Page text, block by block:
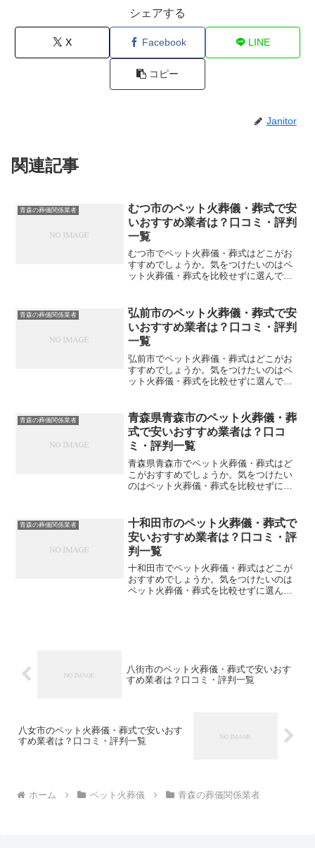
シェアする
X Facebook LINE
コピー
Janitor
関連記事
青森の葬儀関係業者
むつ市のペット火葬儀・葬式で安
いおすすめ業者は？口コミ・評判
一覧
むつ市でペット火葬儀・葬式はどこがお
すすめでしょうか。気をつけたいのはペ
ット火葬儀・葬式を比較せずに選んでし
や評判を一覧表にしていますので参考に
してください。※直接関係...
青森の葬儀関係業者
弘前市のペット火葬儀・葬式で安
いおすすめ業者は？口コミ・評判
一覧
弘前市でペット火葬儀・葬式はどこがお
すすめでしょうか。気をつけたいのはペ
ット火葬儀・葬式を比較せずに選んでし
や評判を一覧表にしていますので参考に
してください。※直接関係...
青森の葬儀関係業者
青森県青森市のペット火葬儀・葬
式で安いおすすめ業者は？口コ
ミ・評判一覧
青森県青森市でペット火葬儀・葬式はど
こがおすすめでしょうか。気をつけたい
のはペット火葬儀・葬式を比較せずに選
ついて口コミや評判を一覧表にしていま
すので参考にしてください...
青森の葬儀関係業者
十和田市のペット火葬儀・葬式で
安いおすすめ業者は？口コミ・評
判一覧
十和田市でペット火葬儀・葬式はどこが
おすすめでしょうか。気をつけたいのは
ペット火葬儀・葬式を比較せずに選んで
八街市のペット火葬儀・葬式で安いおす
すめ業者は？口コミ・評判一覧
八女市のペット火葬儀・葬式で安いおす
すめ業者は？口コミ・評判一覧
ホーム ペット火葬儀 青森の葬儀関係業者